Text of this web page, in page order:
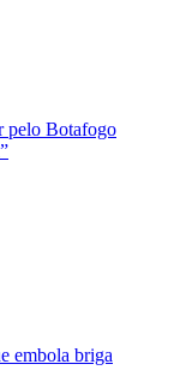
pelo Botafogo
embola briga